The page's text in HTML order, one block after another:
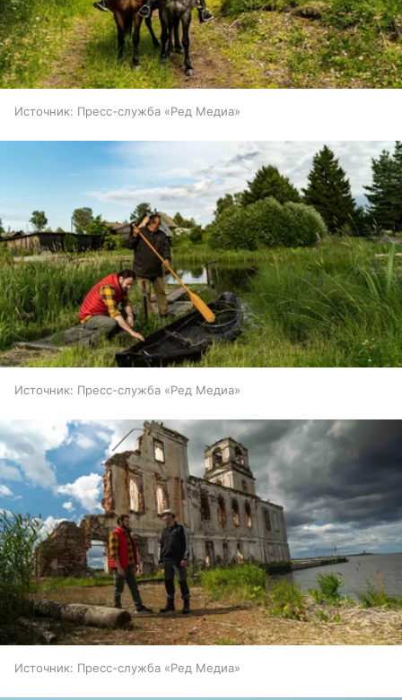
Источник: Пресс-служба «Ред Медиа»
Источник: Пресс-служба «Ред Медиа»
Источник: Пресс-служба «Ред Медиа»